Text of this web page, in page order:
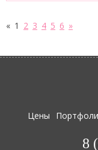
« 1 2 3 4 5 6 »
Цены
8